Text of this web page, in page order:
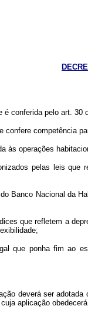
é conferida pelo art.
competência
operações
pelas leis que
Nacional da
que refletem a
ponha fim ao
deverá ser
aplicação